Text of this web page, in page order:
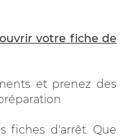
ouvrir votre fiche de
et prenez des
fiches d'arrêt. Que